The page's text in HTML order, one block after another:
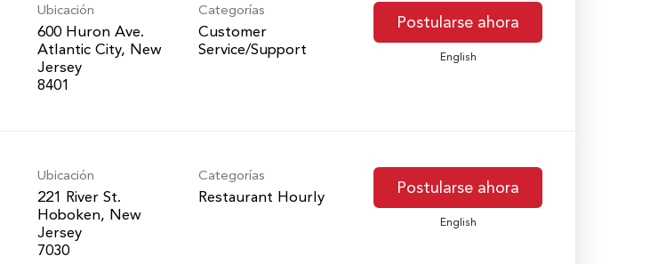
Ubicación
600 Huron Ave.
Atlantic City, New
Jersey
Categorías
Customer
Service/Support
Postularse ahora
English
Ubicación
221 River St.
Hoboken, New
Jersey
7030
Categorías
Restaurant Hourly Postularse ahora
English